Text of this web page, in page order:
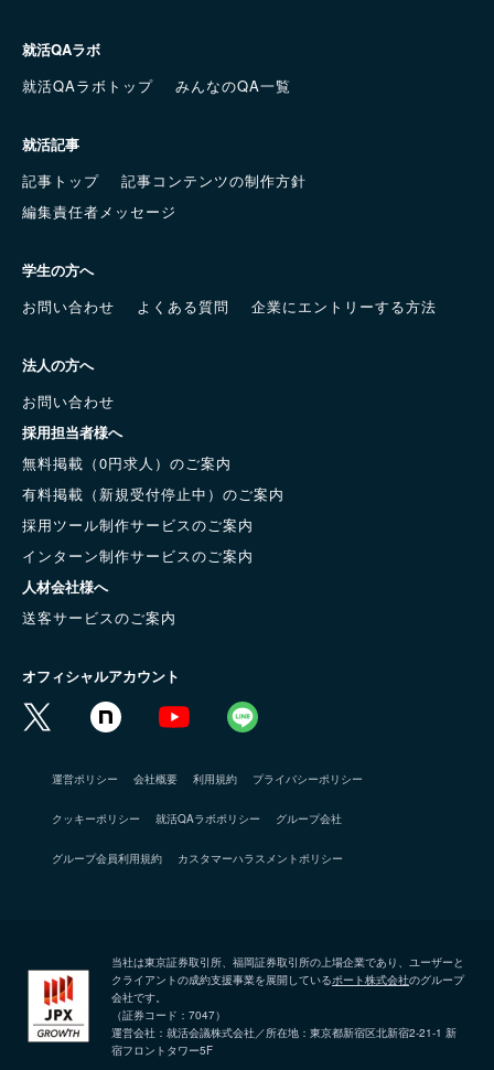
就活QAラボ
就活QAラボトップ
みんなのQA一覧
就活記事
記事トップ
記事コンテンツの制作方針
編集責任者メッセージ
学生の方へ
お問い合わせ
よくある質問 企業にエントリーする方法
法人の方へ
お問い合わせ
採用担当者様へ
無料掲載（0円求人）のご案内
有料掲載（新規受付停止中）のご案内
採用ツール制作サービスのご案内
インターン制作サービスのご案内
人材会社様へ
送客サービスのご案内
オフィシャルアカウント
運営ポリシー 会社概要 利用規約 プライバシーポリシー
クッキーポリシー 就活QAラボポリシー グループ会社
グループ会員利用規約 カスタマーハラスメントポリシー
当社は東京証券取引所、福岡証券取引所の上場企業であり、ユーザーと
クライアントの成約支援事業を展開しているポート株式会社のグループ
会社です。
（証券コード：7047）
運営会社：就活会議株式会社／所在地：東京都新宿区北新宿2-21-1 新
宿フロントタワー5F